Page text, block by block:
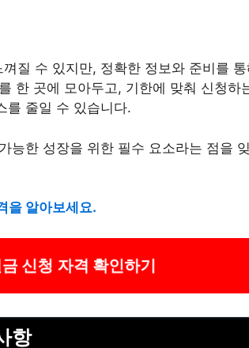
질 수 있지만, 정확한 정보와 준비를
한 곳에 모아두고, 기한에 맞춰 신청하
를 줄일 수 있습니다.
능한 성장을 위한 필수 요소라는 점을
을 알아보세요.
신청 자격 확인하기
항